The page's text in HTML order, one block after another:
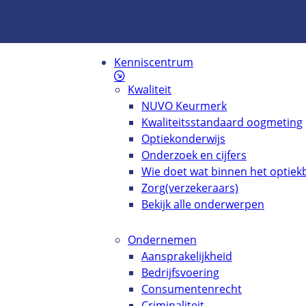
Kenniscentrum
Kwaliteit
NUVO Keurmerk
Kwaliteitsstandaard oogmeting
Optiekonderwijs
Onderzoek en cijfers
Wie doet wat binnen het
Zorg(verzekeraars)
Bekijk alle onderwerpen
Ondernemen
Aansprakelijkheid
Bedrijfsvoering
Consumentenrecht